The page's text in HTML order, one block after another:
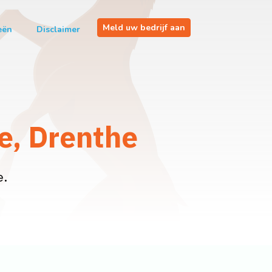
Disclaimer Meld uw bedrijf aan
Drenthe